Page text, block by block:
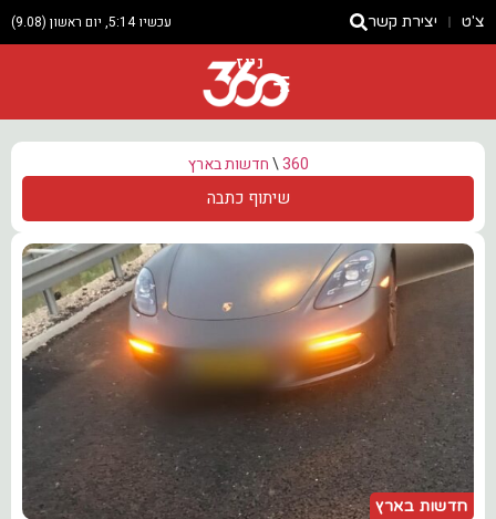
צ'ט יצירת קשר עכשיו 5:14, יום ראשון (9.08)
ניוז
360
\חדשות בארץ
שיתוף כתבה
חדשות בארץ